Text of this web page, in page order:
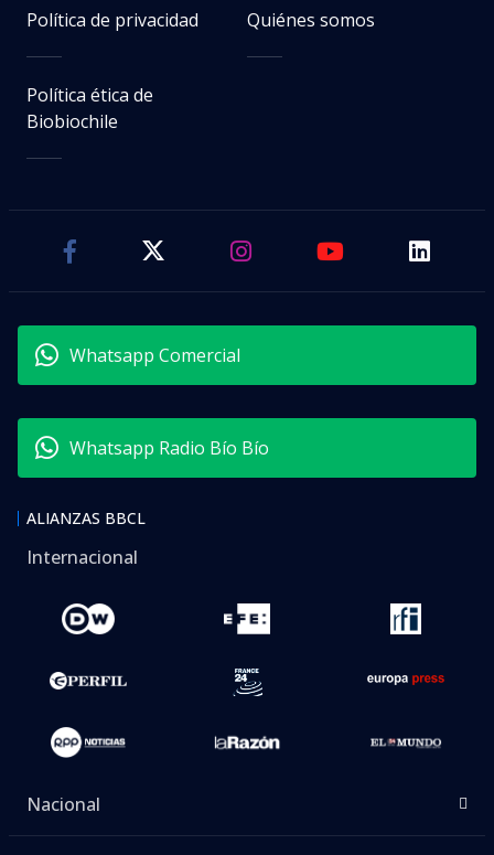
Política de privacidad Quiénes somos
Política ética de
Biobiochile
Whatsapp Comercial
Whatsapp Radio Bío Bío
ALIANZAS BBCL
Internacional
Nacional